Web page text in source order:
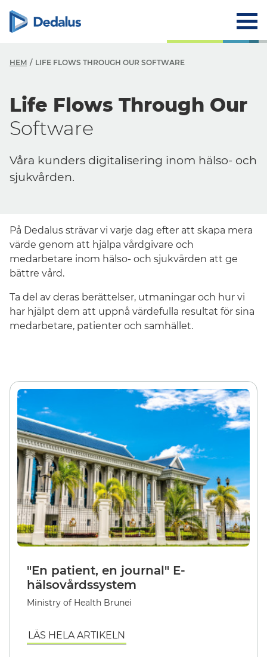
Sverige
HEM LIFE FLOWS THROUGH OUR SOFTWARE
Life Flows Through Our
Software
Våra kunders digitalisering inom hälso- och
sjukvården.
På Dedalus strävar vi varje dag efter att skapa mera
värde genom att hjälpa vårdgivare och
medarbetare inom hälso- och sjukvården att ge
bättre vård.
Ta del av deras berättelser, utmaningar och hur vi
har hjälpt dem att uppnå värdefulla resultat för sina
medarbetare, patienter och samhället.
"En patient, en journal" E-
hälsovårdssystem
Ministry of Health Brunei
LÄS HELA ARTIKELN